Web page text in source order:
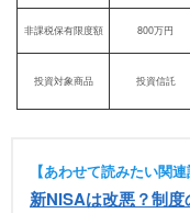
非課税保有限度額 800万円
投資対象商品 投資信託
【あわせて読みたい関連
新NISAは改悪？制